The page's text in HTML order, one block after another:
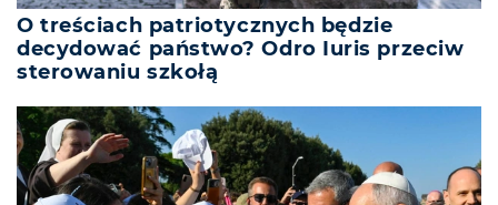
O treściach patriotycznych będzie
decydować państwo? Odro Iuris przeciw
sterowaniu szkołą